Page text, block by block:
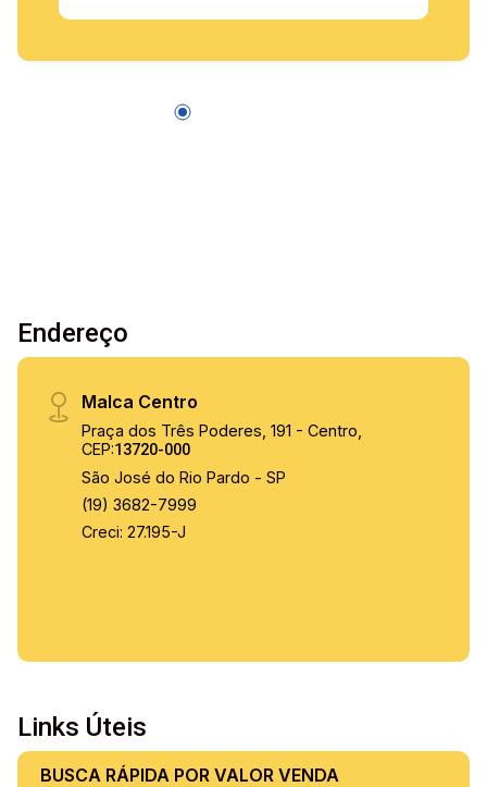
Externo, Quintal.
Endereço
Malca Centro
Praça dos Três Poderes, 191 - Centro,
CEP:13720-000
São José do Rio Pardo - SP
(19) 3682-7999
Creci: 27.195-J
Links Úteis
BUSCA RÁPIDA POR VALOR VENDA